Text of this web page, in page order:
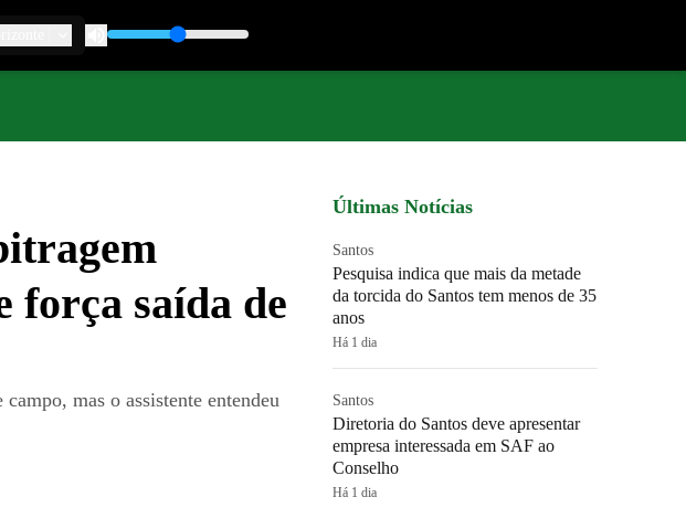
força saída de
mas o assistente entendeu
Últimas Notícias
Santos
Pesquisa indica que mais da metade
da torcida do Santos tem menos de 35
anos
Há 1 dia
Santos
Diretoria do Santos deve apresentar
empresa interessada em SAF ao
Conselho
Há 1 dia